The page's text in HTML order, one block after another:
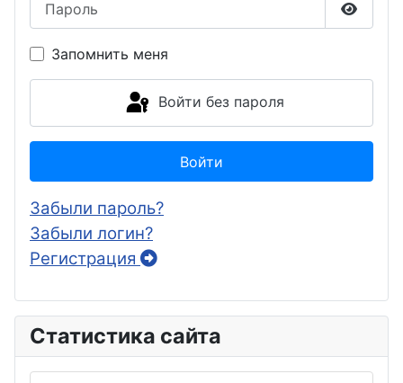
Запомнить меня
Войти без пароля
Войти
Забыли пароль?
Забыли логин?
Регистрация
Статистика сайта